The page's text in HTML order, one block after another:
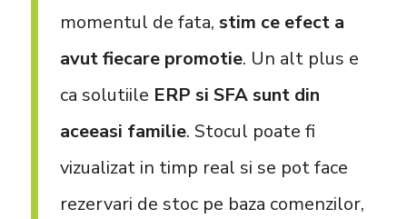
momentul de fata, stim ce efect a
avut fiecare promotie. Un alt plus e
ca solutiile ERP si SFA sunt din
aceeasi familie. Stocul poate fi
vizualizat in timp real si se pot face
rezervari de stoc pe baza comenzilor,